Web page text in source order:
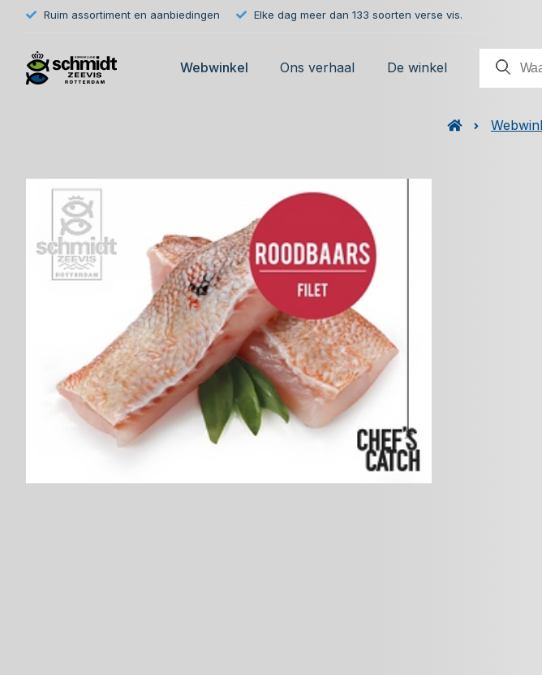
Ruim assortiment en aanbiedingen Elke dag meer dan 133 soorten verse vis.
Webwinkel Ons verhaal De winkel